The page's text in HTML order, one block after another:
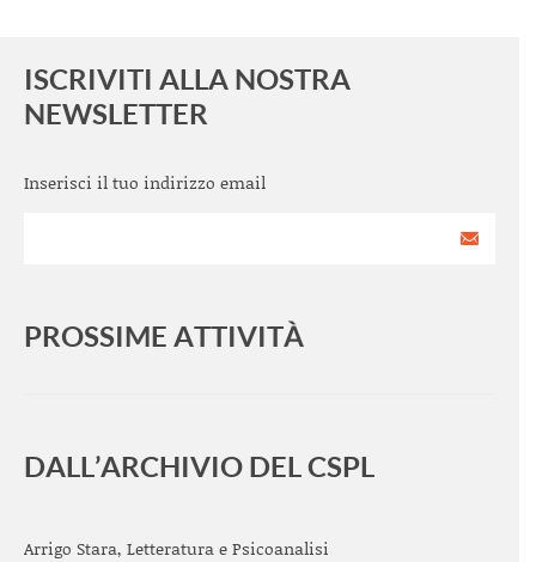
ISCRIVITI ALLA NOSTRA
NEWSLETTER
Inserisci il tuo indirizzo email
PROSSIME ATTIVITÀ
DALL’ARCHIVIO DEL CSPL
Arrigo Stara, Letteratura e Psicoanalisi